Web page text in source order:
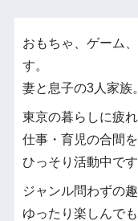
おもちゃ、ゲーム
す。
妻と息子の3人家族。
東京の暮らしに疲
仕事・育児の合間
ひっそり活動中です
ジャンル問わずの
ゆったり楽しんで